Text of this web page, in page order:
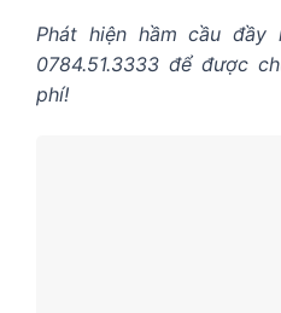
Phát hiện hầm cầu đầy
0784.51.3333 để được
phí!